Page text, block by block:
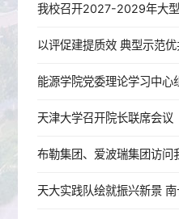
天津大学召开院长联席会议
布勒集团、爱波瑞集团访问